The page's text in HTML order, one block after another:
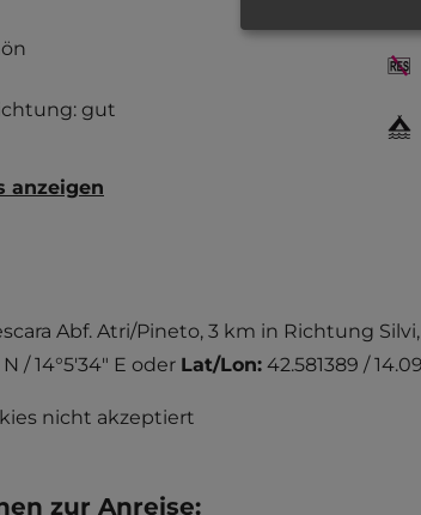
gut
anzeigen
Abf. Atri/Pineto, 3 km in Richtung
/ 14°5'34" E oder Lat/Lon: 42.581389 /
nicht akzeptiert
zur Anreise: